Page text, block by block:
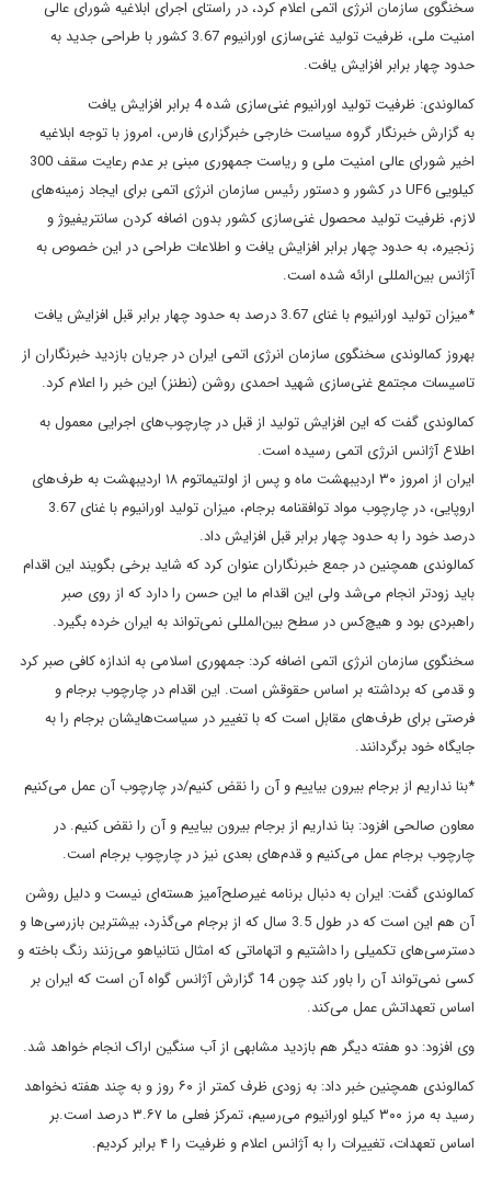
سخنگوی سازمان انرژی اتمی اعلام کرد، در راستای اجرای ابلاغیه شورای عالی
امنیت ملی، ظرفیت تولید غنی‌سازی اورانیوم 3.67 کشور با طراحی جدید به
حدود چهار برابر افزایش یافت.
کمالوندی: ظرفیت تولید اورانیوم غنی‌سازی شده 4 برابر افزایش یافت
به گزارش خبرنگار گروه سیاست خارجی خبرگزاری فارس، امروز با توجه ابلاغیه
اخیر شورای عالی امنیت ملی و ریاست جمهوری مبنی بر عدم رعایت سقف 300
کیلویی UF6 در کشور و دستور رئیس سازمان انرژی اتمی برای ایجاد زمینه‌های
لازم، ظرفیت تولید محصول غنی‌سازی کشور بدون اضافه کردن سانتریفیوژ و
زنجیره، به حدود چهار برابر افزایش یافت و اطلاعات طراحی در این خصوص به
آژانس بین‌المللی ارائه شده است.
*میزان تولید اورانیوم با غنای 3.67 درصد به حدود چهار برابر قبل افزایش یافت
بهروز کمالوندی سخنگوی سازمان انرژی اتمی ایران در جریان بازدید خبرنگاران از
تاسیسات مجتمع غنی‌سازی شهید احمدی روشن (نطنز) این خبر را اعلام کرد.
کمالوندی گفت که این افزایش تولید از قبل در چارچوب‌های اجرایی معمول به
اطلاع آژانس انرژی اتمی رسیده است.
ایران از امروز ۳۰ اردیبهشت ماه و پس از اولتیماتوم ۱۸ اردیبهشت به طرف‌های
اروپایی، در چارچوب مواد توافقنامه برجام، میزان تولید اورانیوم با غنای 3.67
درصد خود را به حدود چهار برابر قبل افزایش داد.
کمالوندی همچنین در جمع خبرنگاران عنوان کرد که شاید برخی بگویند این اقدام
باید زودتر انجام می‌شد ولی این اقدام ما این حسن را دارد که از روی صبر
راهبردی بود و هیچ‌کس در سطح بین‌المللی نمی‌تواند به ایران خرده بگیرد.
سخنگوی سازمان انرژی اتمی اضافه کرد: جمهوری اسلامی به اندازه کافی صبر کرد
و قدمی که برداشته بر اساس حقوقش است. این اقدام در چارچوب برجام و
فرصتی برای طرف‌های مقابل است که با تغییر در سیاست‌هایشان برجام را به
جایگاه خود برگردانند.
*بنا نداریم از برجام بیرون بیاییم و آن را نقض کنیم/در چارچوب آن عمل می‌کنیم
معاون صالحی افزود: بنا نداریم از برجام بیرون بیاییم و آن را نقض کنیم. در
چارچوب برجام عمل می‌کنیم و قدم‌های بعدی نیز در چارچوب برجام است.
کمالوندی گفت: ایران به دنبال برنامه غیرصلح‌آمیز هسته‌ای نیست و دلیل روشن
آن هم این است که در طول 3.5 سال که از برجام می‌گذرد، بیشترین بازرسی‌ها و
دسترسی‌های تکمیلی را داشتیم و اتهاماتی که امثال نتانیاهو می‌زنند رنگ باخته و
کسی نمی‌تواند آن را باور کند چون 14 گزارش آژانس گواه آن است که ایران بر
اساس تعهداتش عمل می‌کند.
وی افزود: دو هفته دیگر هم بازدید مشابهی از آب سنگین اراک انجام خواهد شد.
کمالوندی همچنین خبر داد: به زودی ظرف کمتر از ۶۰ روز و به چند هفته نخواهد
رسید به مرز ۳۰۰ کیلو اورانیوم می‌رسیم، تمرکز فعلی ما ۳.۶۷ درصد است.بر
اساس تعهدات، تغییرات را به آژانس اعلام و ظرفیت را ۴ برابر کردیم.